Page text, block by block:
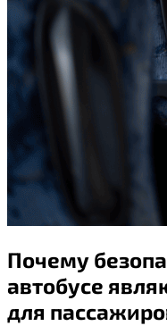
Почему
автобусе
для